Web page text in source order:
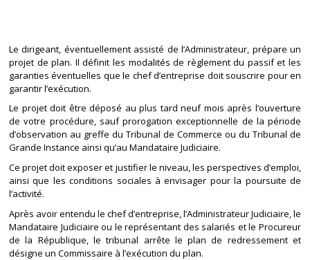
Le dirigeant, éventuellement assisté de l’Administrateur, prépare un
projet de plan. Il définit les modalités de règlement du passif et les
garanties éventuelles que le chef d’entreprise doit souscrire pour en
garantir l’exécution.
Le projet doit être déposé au plus tard neuf mois après l’ouverture
de votre procédure, sauf prorogation exceptionnelle de la période
d’observation au greffe du Tribunal de Commerce ou du Tribunal de
Grande Instance ainsi qu’au Mandataire Judiciaire.
Ce projet doit exposer et justifier le niveau, les perspectives d’emploi,
ainsi que les conditions sociales à envisager pour la poursuite de
l’activité.
Après avoir entendu le chef d’entreprise, l’Administrateur Judiciaire, le
Mandataire Judiciaire ou le représentant des salariés et le Procureur
de la République, le tribunal arrête le plan de redressement et
désigne un Commissaire à l’exécution du plan.